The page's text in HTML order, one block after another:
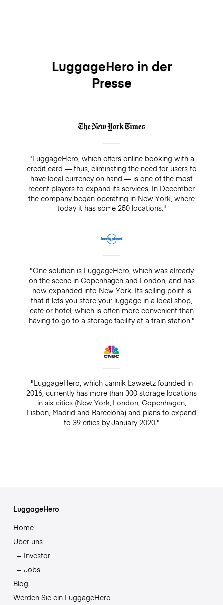
LuggageHero in der
Presse
"LuggageHero, which offers online booking with a
credit card — thus, eliminating the need for users to
have local currency on hand — is one of the most
recent players to expand its services. In December
the company began operating in New York, where
today it has some 250 locations."
"One solution is LuggageHero, which was already
on the scene in Copenhagen and London, and has
now expanded into New York. Its selling point is
that it lets you store your luggage in a local shop,
café or hotel, which is often more convenient than
having to go to a storage facility at a train station."
"LuggageHero, which Jannik Lawaetz founded in
2016, currently has more than 300 storage locations
in six cities (New York, London, Copenhagen,
Lisbon, Madrid and Barcelona) and plans to expand
to 39 cities by January 2020."
LuggageHero
Home
Über uns
Investor
Jobs
Blog
Werden Sie ein LuggageHero